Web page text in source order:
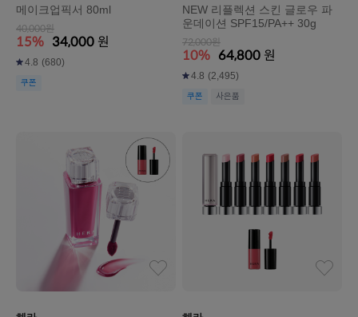
메이크업픽서 80ml
40,000원
15% 34,000 원
4.8 (680)
쿠폰
NEW 리플렉션 스킨 글로우 파
운데이션 SPF15/PA++ 30g
72,000원
10% 64,800 원
4.8 (2,495)
쿠폰 사은품